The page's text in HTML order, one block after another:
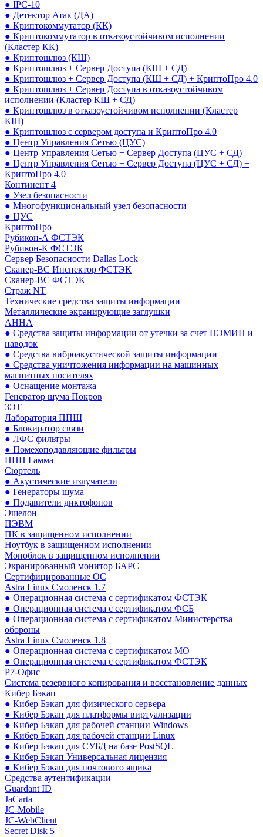
● IPC-10
● Детектор Атак (ДА)
● Криптокоммутатор (КК)
● Криптокоммутатор в отказоустойчивом исполнении
(Кластер КК)
● Криптошлюз (КШ)
● Криптошлюз + Сервер Доступа (КШ + СД)
● Криптошлюз + Сервер Доступа (КШ + СД) + КриптоПро 4.0
● Криптошлюз + Сервер Доступа в отказоустойчивом
исполнении (Кластер КШ + СД)
● Криптошлюз в отказоустойчивом исполнении (Кластер
КШ)
● Криптошлюз с сервером доступа и КриптоПро 4.0
● Центр Управления Сетью (ЦУС)
● Центр Управления Сетью + Сервер Доступа (ЦУС + СД)
● Центр Управления Сетью + Сервер Доступа (ЦУС + СД) +
КриптоПро 4.0
Континент 4
● Узел безопасности
● Многофункциональный узел безопасности
● ЦУС
КриптоПро
Рубикон-А ФСТЭК
Рубикон-К ФСТЭК
Сервер Безопасности Dallas Lock
Сканер-ВС Инспектор ФСТЭК
Сканер-ВС ФСТЭК
Страж NT
Технические средства защиты информации
Металлические экранирующие заглушки
АННА
● Средства защиты информации от утечки за счет ПЭМИН и
наводок
● Средства виброакустической защиты информации
● Средства уничтожения информации на машинных
магнитных носителях
● Оснащение монтажа
Генератор шума Покров
ЗЭТ
Лаборатория ППШ
● Блокиратор связи
● ЛФС фильтры
● Помехоподавляющие фильтры
НПП Гамма
Сюртель
● Акустические излучатели
● Генераторы шума
● Подавители диктофонов
Эшелон
ПЭВМ
ПК в защищенном исполнении
Ноутбук в защищенном исполнении
Моноблок в защищенном исполнении
Экранированный монитор БАРС
Сертифицированные ОС
Astra Linux Смоленск 1.7
● Операционная система с сертификатом ФСТЭК
● Операционная система с сертификатом ФСБ
● Операционная система с сертификатом Министерства
обороны
Astra Linux Смоленск 1.8
● Операционная система с сертификатом МО
● Операционная система с сертификатом ФСТЭК
Р7-Офис
Система резервного копирования и восстановление данных
Кибер Бэкап
● Кибер Бэкап для физического сервера
● Кибер Бэкап для платформы виртуализации
● Кибер Бэкап для рабочей станции Windows
● Кибер Бэкап для рабочей станции Linux
● Кибер Бэкап для СУБД на базе PostSQL
● Кибер Бэкап Универсальная лицензия
● Кибер Бэкап для почтового ящика
Средства аутентификации
Guardant ID
JaCarta
JC-Mobile
JC-WebClient
Secret Disk 5